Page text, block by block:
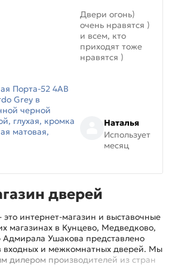
Порта-52 4AB
Grey в
черной
глухая, кромка
матовая,
Двери огонь)
очень нравятся )
и всем, кто
приходят тоже
нравятся )
Наталья
Использует
месяц
дверей
интернет-магазин и выставочные
магазинах в Кунцево, Медведково,
Адмирала Ушакова представлено
входных и межкомнатных дверей. Мы
дилером производителей из стран